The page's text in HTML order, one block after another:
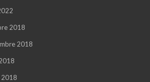
2018
2018
2018